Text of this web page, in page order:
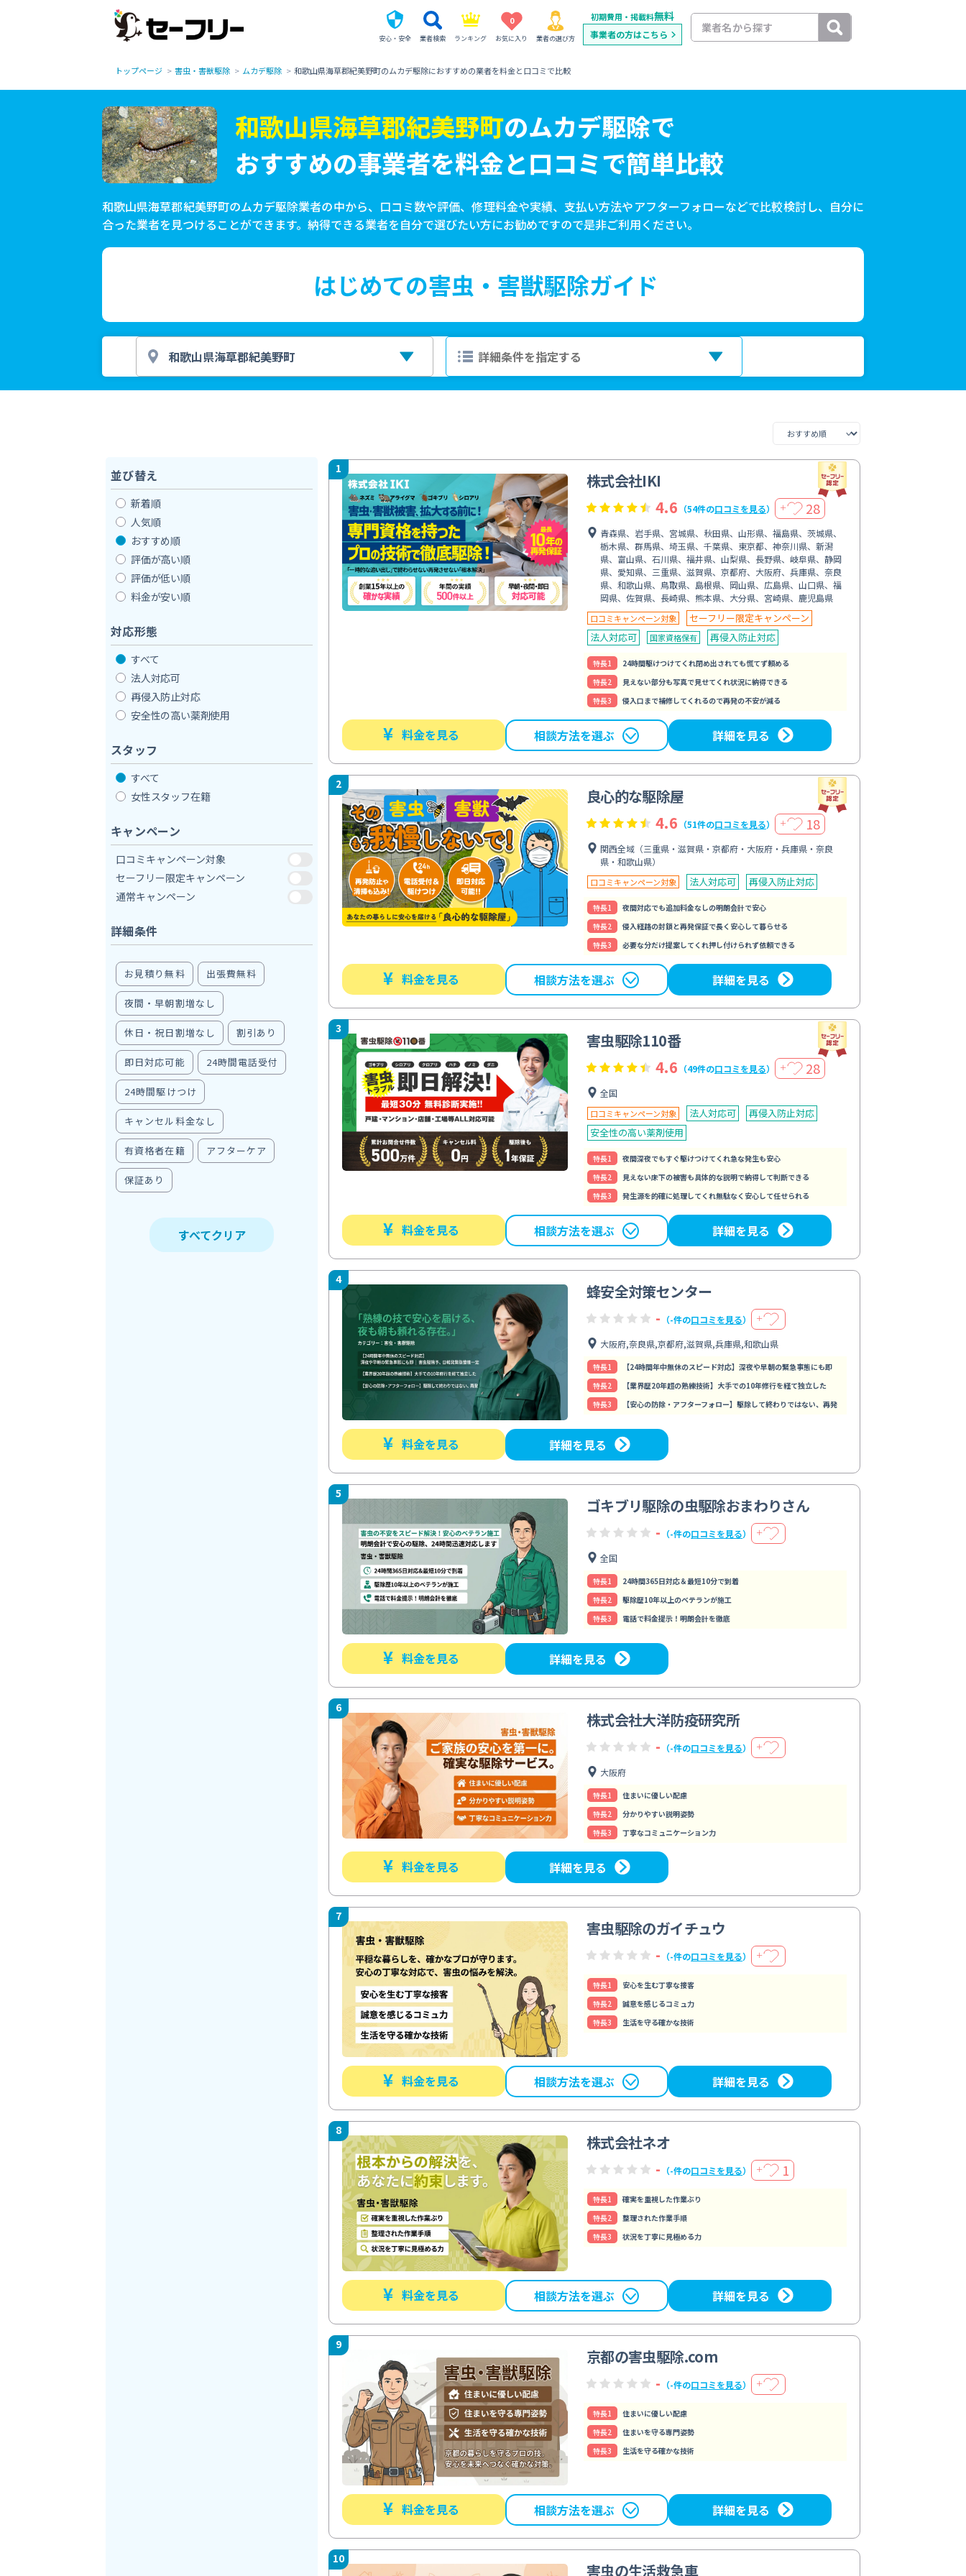
安心・安全 業者検索 ランキング
0
お気に入り 業者の選び方
初期費用・掲載料無料
事業者の方はこちら
トップページ 害虫・害獣駆除 ムカデ駆除 和歌山県海草郡紀美野町のムカデ駆除におすすめの業者を料金と口コミで比較
和歌山県海草郡紀美野町のムカデ駆除で
おすすめの事業者を料金と口コミで簡単比較
和歌山県海草郡紀美野町のムカデ駆除業者の中から、口コミ数や評価、修理料金や実績、支払い方法やアフターフォローなどで比較検討し、自分に
合った業者を見つけることができます。納得できる業者を自分で選びたい方にお勧めですので是非ご利用ください。
はじめての害虫・害獣駆除ガイド
並び替え
新着順
人気順
おすすめ順
評価が高い順
評価が低い順
料金が安い順
対応形態
すべて
法人対応可
再侵入防止対応
安全性の高い薬剤使用
スタッフ
すべて
女性スタッフ在籍
キャンペーン
口コミキャンペーン対象
セーフリー限定キャンペーン
通常キャンペーン
詳細条件
お見積り無料 出張費無料
夜間・早朝割増なし
休日・祝日割増なし 割引あり
即日対応可能 24時間電話受付
24時間駆けつけ
キャンセル料金なし
有資格者在籍 アフターケア
保証あり
すべてクリア
1
株式会社IKI
4.6 （54件の口コミを見る） ＋ 28
青森県、岩手県、宮城県、秋田県、山形県、福島県、茨城県、
栃木県、群馬県、埼玉県、千葉県、東京都、神奈川県、新潟
県、富山県、石川県、福井県、山梨県、長野県、岐阜県、静岡
県、愛知県、三重県、滋賀県、京都府、大阪府、兵庫県、奈良
県、和歌山県、鳥取県、島根県、岡山県、広島県、山口県、福
岡県、佐賀県、長崎県、熊本県、大分県、宮崎県、鹿児島県
口コミキャンペーン対象
セーフリー限定キャンペーン
法人対応可
国家資格保有 再侵入防止対応
特⻑1
24時間駆けつけてくれ閉め出されても慌てず頼める
特⻑2
見えない部分も写真で見せてくれ状況に納得できる
特⻑3
侵入口まで補修してくれるので再発の不安が減る
¥ 料金を見る 相談方法を選ぶ 詳細を見る
2
良心的な駆除屋
4.6 （51件の口コミを見る） ＋ 18
関西全域（三重県・滋賀県・京都府・大阪府・兵庫県・奈良
県・和歌山県）
口コミキャンペーン対象 法人対応可 再侵入防止対応
特⻑1
夜間対応でも追加料金なしの明朗会計で安心
特⻑2
侵入経路の封鎖と再発保証で長く安心して暮らせる
特⻑3
必要な分だけ提案してくれ押し付けられず依頼できる
¥ 料金を見る 相談方法を選ぶ 詳細を見る
3
害虫駆除110番
4.6 （49件の口コミを見る） ＋ 28
全国
口コミキャンペーン対象 法人対応可
再侵入防止対応
安全性の高い薬剤使用
特⻑1
夜間深夜でもすぐ駆けつけてくれ急な発生も安心
特⻑2
見えない床下の被害も具体的な説明で納得して判断できる
特⻑3
発生源を的確に処理してくれ無駄なく安心して任せられる
¥ 料金を見る 相談方法を選ぶ 詳細を見る
4
蜂安全対策センター
- （-件の口コミを見る） ＋
大阪府,奈良県,京都府,滋賀県,兵庫県,和歌山県
特⻑1
【24時間年中無休のスピード対応】深夜や早朝の緊急事態にも即
特⻑2
【業界歴20年超の熟練技術】大手での10年修行を経て独立した
特⻑3
【安心の防除・アフターフォロー】駆除して終わりではない、再発
¥ 料金を見る 詳細を見る
5
ゴキブリ駆除の虫駆除おまわりさん
- （-件の口コミを見る） ＋
全国
特⻑1
24時間365日対応＆最短10分で到着
特⻑2
駆除歴10年以上のベテランが施工
特⻑3
電話で料金提示！明朗会計を徹底
¥ 料金を見る 詳細を見る
6
株式会社大洋防疫研究所
- （-件の口コミを見る） ＋
大阪府
特⻑1
住まいに優しい配慮
特⻑2
分かりやすい説明姿勢
特⻑3
丁寧なコミュニケーション力
¥ 料金を見る 詳細を見る
7
害虫駆除のガイチュウ
- （-件の口コミを見る） ＋
特⻑1
安心を生む丁寧な接客
特⻑2
誠意を感じるコミュ力
特⻑3
生活を守る確かな技術
¥ 料金を見る 相談方法を選ぶ 詳細を見る
8
株式会社ネオ
- （-件の口コミを見る） ＋ 1
特⻑1
確実を重視した作業ぶり
特⻑2
整理された作業手順
特⻑3
状況を丁寧に見極める力
¥ 料金を見る 相談方法を選ぶ 詳細を見る
9
京都の害虫駆除.com
- （-件の口コミを見る） ＋
特⻑1
住まいに優しい配慮
特⻑2
住まいを守る専門姿勢
特⻑3
生活を守る確かな技術
¥ 料金を見る 相談方法を選ぶ 詳細を見る
10
害虫の生活救急車